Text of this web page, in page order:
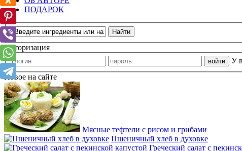
ПОДАРОК
Авторизация
У
Новое на сайте
Мясные тефтели с рисом и грибами
Пшеничный хлеб в духовке
Греческий салат с